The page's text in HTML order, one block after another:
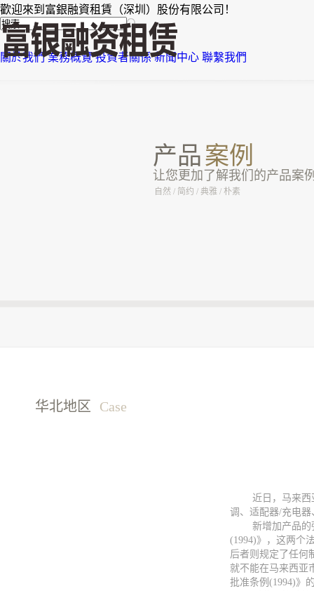
歡迎來到富銀融資租賃（深圳）股份有限公司！
關於我們 業務概覽 投資者關係 新聞中心 聯繫我們
产品案例
让您更加了解我们的产品案
自然 / 简约 / 典雅 / 朴素
Case
华北地区
近日，马来西亚
调、适配器/充电
新增加产品的强
(1994)》，这两个
后者则规定了任何
就不能在马来西亚
批准条例(1994)》